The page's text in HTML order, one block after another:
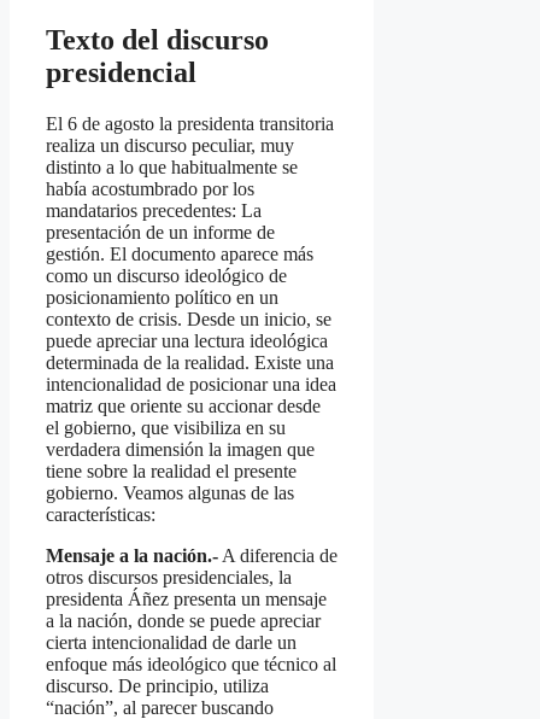
Texto del discurso
presidencial
El 6 de agosto la presidenta transitoria
realiza un discurso peculiar, muy
distinto a lo que habitualmente se
había acostumbrado por los
mandatarios precedentes: La
presentación de un informe de
gestión. El documento aparece más
como un discurso ideológico de
posicionamiento político en un
contexto de crisis. Desde un inicio, se
puede apreciar una lectura ideológica
determinada de la realidad. Existe una
intencionalidad de posicionar una idea
matriz que oriente su accionar desde
el gobierno, que visibiliza en su
verdadera dimensión la imagen que
tiene sobre la realidad el presente
gobierno. Veamos algunas de las
características:
Mensaje a la nación.- A diferencia de
otros discursos presidenciales, la
presidenta Áñez presenta un mensaje
a la nación, donde se puede apreciar
cierta intencionalidad de darle un
enfoque más ideológico que técnico al
discurso. De principio, utiliza
“nación”, al parecer buscando